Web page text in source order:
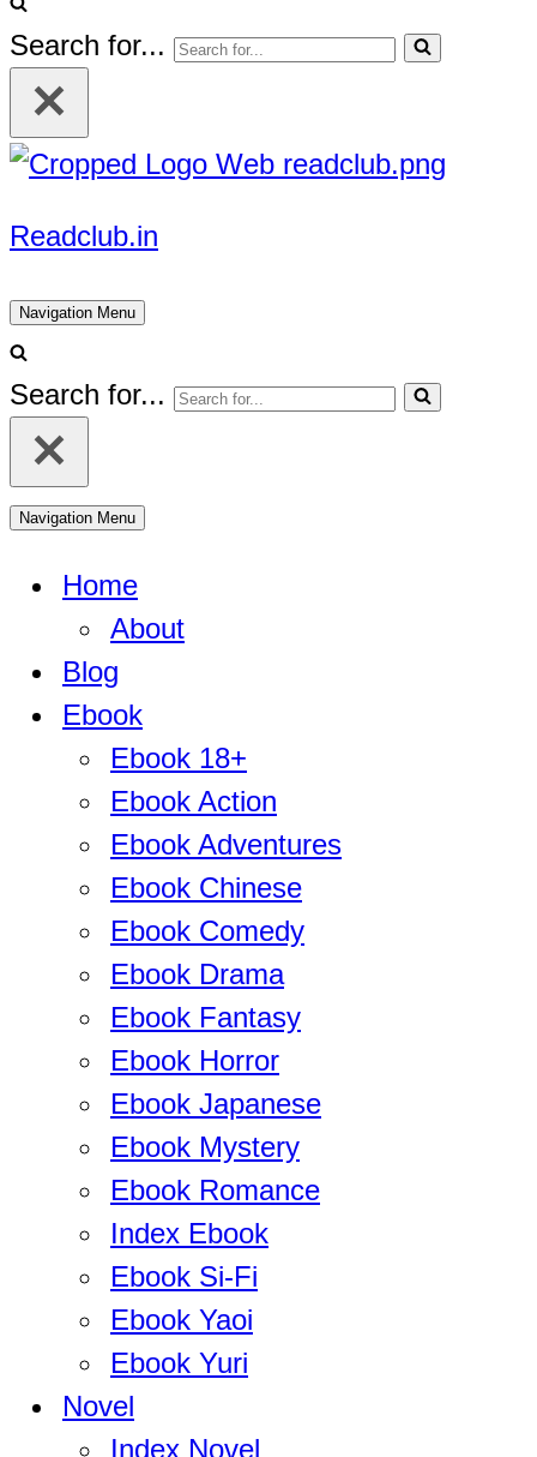
Search for...
Readclub.in
Navigation Menu
Search for...
Navigation Menu
Home
About
Blog
Ebook
Ebook 18+
Ebook Action
Ebook Adventures
Ebook Chinese
Ebook Comedy
Ebook Drama
Ebook Fantasy
Ebook Horror
Ebook Japanese
Ebook Mystery
Ebook Romance
Index Ebook
Ebook Si-Fi
Ebook Yaoi
Ebook Yuri
Novel
Index Novel